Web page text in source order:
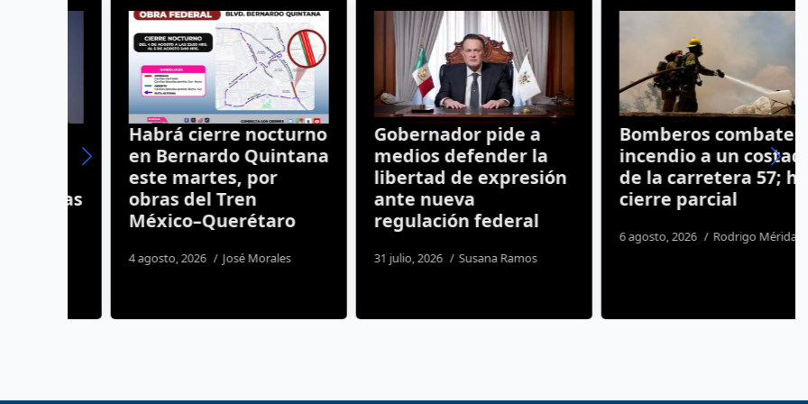
Habrá cierre nocturno
en Bernardo Quintana
este martes, por
obras del Tren
México–Querétaro
4 agosto, 2026 José Morales
Gobernador pide a
medios defender la
libertad de expresión
ante nueva
regulación federal
31 julio, 2026 Susana Ramos
Bomberos combaten
incendio a un costado
de la carretera 57; hay
cierre parcial
6 agosto, 2026 Rodrigo Mérida